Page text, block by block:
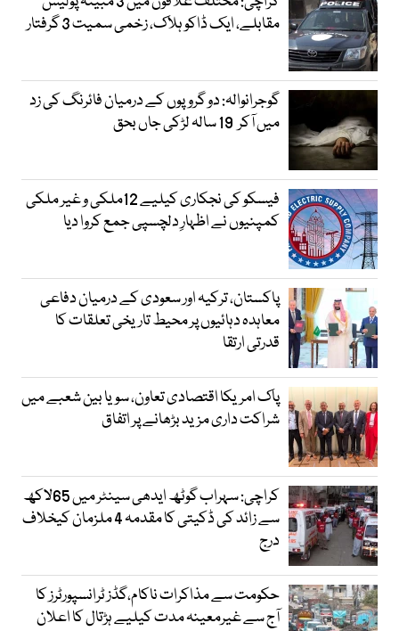
مقابلے، ایک ڈاکو ہلاک، زخمی سمیت 3 گرفتار
گوجرانوالہ: دو گروپوں کے درمیان فائرنگ کی زد
میں آکر 19 سالہ لڑکی جاں بحق
فیسکو کی نجکاری کیلیے 12ملکی و غیر ملکی
کمپنیوں نے اظہارِ دلچسپی جمع کروا دیا
پاکستان، ترکیہ اور سعودی کے درمیان دفاعی
معاہدہ دہائیوں پر محیط تاریخی تعلقات کا
قدرتی ارتقا
پاک امریکا اقتصادی تعاون، سویا بین شعبے میں
شراکت داری مزید بڑھانے پر اتفاق
کراچی: سہراب گوٹھ ایدھی سینٹر میں 65لاکھ
سے زائد کی ڈکیتی کا مقدمہ 4 ملزمان کیخلاف
درج
حکومت سے مذاکرات ناکام،گڈز ٹرانسپورٹرز کا
آج سے غیرمعینہ مدت کیلیے ہڑتال کا اعلان